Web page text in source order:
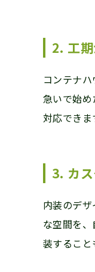
2. 工
コンテナ
急いで始
対応でき
3. カ
内装のデ
な空間を
装すること